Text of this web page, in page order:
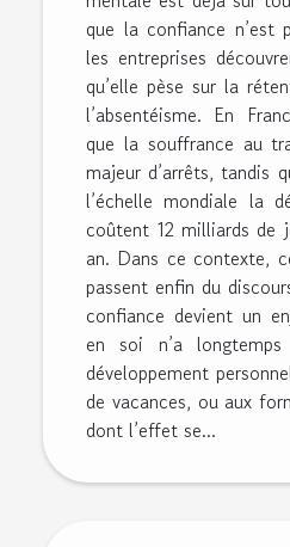
que la confiance n’est
les entreprises
qu’elle pèse sur la
l’absentéisme. En
que la souffrance au
majeur d’arrêts, tandis
l’échelle mondiale la
coûtent 12 milliards de
an. Dans ce contexte,
passent enfin du
confiance devient un
en soi n’a
développement
de vacances, ou aux
dont l’effet se...